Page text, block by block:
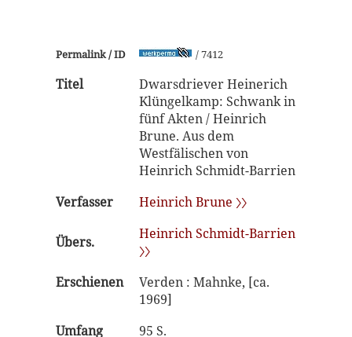
Permalink / ID / 7412
Titel
Dwarsdriever Heinerich
Klüngelkamp: Schwank in
fünf Akten / Heinrich
Brune. Aus dem
Westfälischen von
Heinrich Schmidt-Barrien
Verfasser
Heinrich Brune 〉〉
Übers.
Heinrich Schmidt-Barrien
〉〉
Erschienen
Verden : Mahnke, [ca.
1969]
Umfang
95 S.